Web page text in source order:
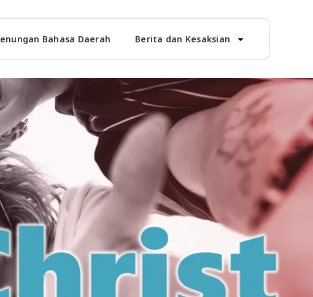
Bahasa Daerah Berita dan Kesaksian